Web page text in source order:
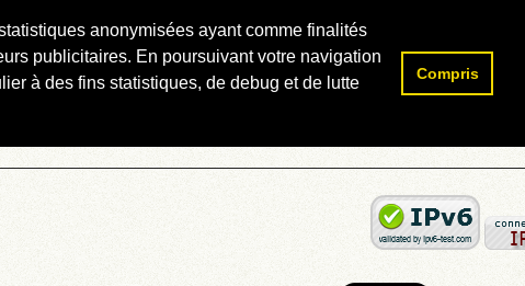
anonymisées ayant comme finalités
publicitaires. En poursuivant votre navigation
à des fins statistiques, de debug et de lutte
Compris
Rechercher :